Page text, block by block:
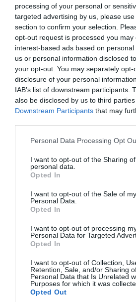
processing of your personal or
targeted advertising by us, please
section to confirm your selection.
opt-out request is processed you may
interest-based ads based on
us or personal information disclosed
your opt-out. You may separately
disclosure of your personal
IAB’s list of downstream participants.
also be disclosed by us to third
Downstream Participants that may
Please note that this website/app
not limited to your visit or usage
grant or deny consent to Google and
use your data for below specified
consent section.
Personal Data Processing Opt
I want to opt-out of the Sharing
personal data.
Opted In
I want to opt-out of the Sale of my
Personal Data.
Opted In
I want to opt-out of processing
Personal Data for Targeted
Opted In
I want to opt-out of Collection,
Retention, Sale, and/or Sharing
Personal Data that Is Unrelated
Purposes for which it was
Opted Out
06.08.2026 | 14:02
«Επιχείρηση ελεύθερα
αντικείμενα από